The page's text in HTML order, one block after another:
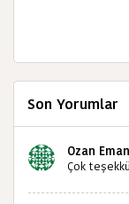
Son Yorumlar
Ozan
Çok